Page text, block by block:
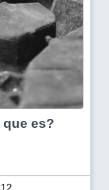
es?